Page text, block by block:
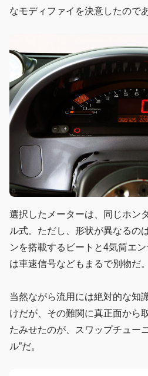
なモディファイを決意したのであ
選択したメーターは、同じホン
ル式。ただし、形状が異なるの
ンを搭載するビートと4気筒エ
は車速信号などもまるで別物だ。
当然ながら流用には絶対的な知
けだが、その難関に真正面から
たみせたのが、スワップチュー
ル”だ。